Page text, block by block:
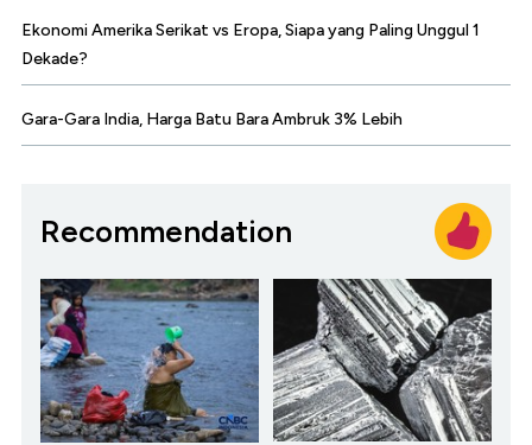
Ekonomi Amerika Serikat vs Eropa, Siapa yang Paling Unggul 1
Dekade?
Gara-Gara India, Harga Batu Bara Ambruk 3% Lebih
Recommendation